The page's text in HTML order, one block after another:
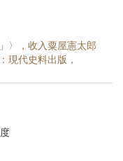
〉，收入粟屋憲太郎
現代史料出版，